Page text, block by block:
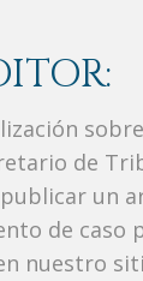
de
un
de caso
nuestro